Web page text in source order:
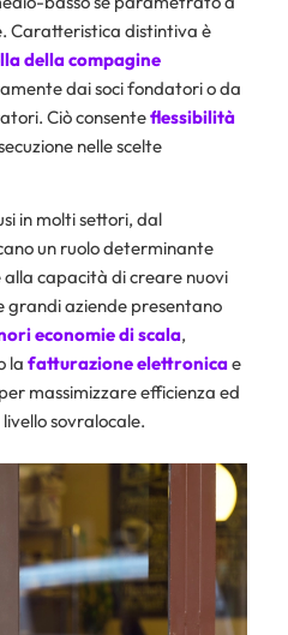
Caratteristica distintiva è
della compagine
dai soci fondatori o da
Ciò consenteflessibilità
nelle scelte
in molti settori, dal
un ruolo determinante
alla capacità di creare nuovi
grandi aziende presentano
economie di scala,
la fatturazione elettronicae
massimizzare efficienza ed
sovralocale.